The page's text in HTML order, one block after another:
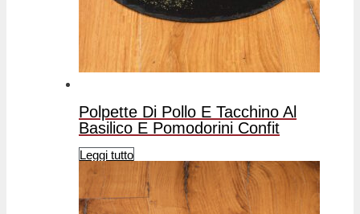
Polpette Di Pollo E Tacchino Al
Basilico E Pomodorini Confit
Leggi tutto